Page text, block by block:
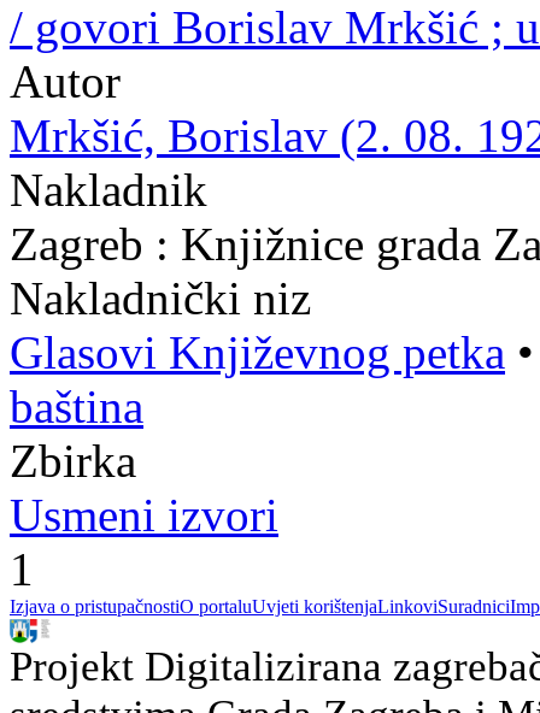
/ govori Borislav Mrkšić ;
Autor
Mrkšić, Borislav (2. 08.
Nakladnik
Zagreb : Knjižnice grada
Nakladnički niz
Glasovi Književnog petka
baština
Zbirka
Usmeni izvori
1
Izjava o pristupačnostiO portaluUvjeti korištenjaLinkoviSuradnici
Projekt Digitalizirana